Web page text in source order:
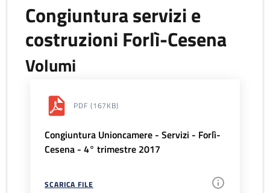
Congiuntura servizi e
costruzioni Forlì-Cesena
Volumi
PDF (167KB)
Congiuntura Unioncamere - Servizi - Forlì-
Cesena - 4° trimestre 2017
SCARICA FILE